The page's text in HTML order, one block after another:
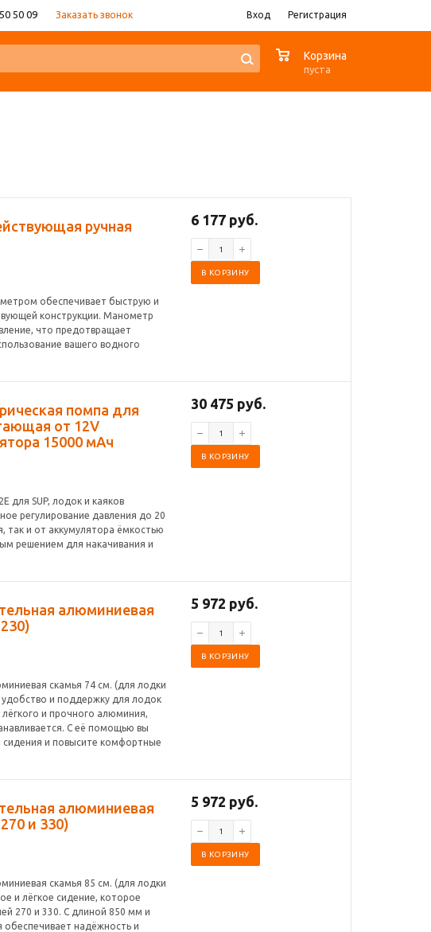
50 09 Заказать звонок Вход Регистрация
Корзина
пуста
ручная
обеспечивает быструю и
конструкции. Манометр
что предотвращает
вашего водного
6 177 руб.
В КОРЗИНУ
помпа для
от 12V
15000 мАч
для SUP, лодок и каяков
регулирование давления до 20
так и от аккумулятора ёмкостью
решением для накачивания и
30 475 руб.
В КОРЗИНУ
алюминиевая
скамья 74 см. (для лодки
и поддержку для лодок
и прочного алюминия,
С её помощью вы
и повысите комфортные
5 972 руб.
В КОРЗИНУ
алюминиевая
и 330)
скамья 85 см. (для лодки
и лёгкое сидение, которое
270 и 330. С длиной 850 мм и
обеспечивает надёжность и
5 972 руб.
В КОРЗИНУ